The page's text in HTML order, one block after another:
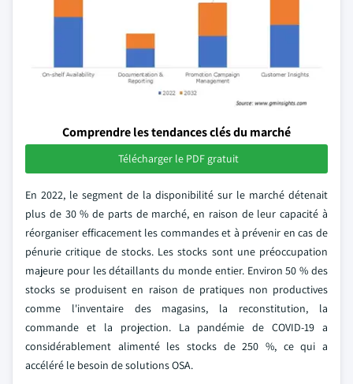
Comprendre les tendances clés du marché
Télécharger le PDF gratuit
En 2022, le segment de la disponibilité sur le marché détenait
plus de 30 % de parts de marché, en raison de leur capacité à
réorganiser efficacement les commandes et à prévenir en cas de
pénurie critique de stocks. Les stocks sont une préoccupation
majeure pour les détaillants du monde entier. Environ 50 % des
stocks se produisent en raison de pratiques non productives
comme l'inventaire des magasins, la reconstitution, la
commande et la projection. La pandémie de COVID-19 a
considérablement alimenté les stocks de 250 %, ce qui a
accéléré le besoin de solutions OSA.